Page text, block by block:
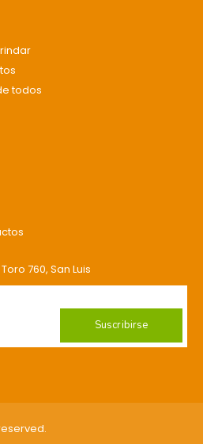
todos
760, San Luis
Suscribirse